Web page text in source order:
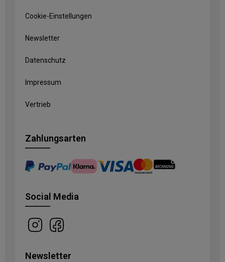
Cookie-Einstellungen
Newsletter
Datenschutz
Impressum
Vertrieb
Zahlungsarten
Social Media
Newsletter